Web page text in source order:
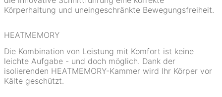
Körperhaltung und uneingeschränkte Bewegungsfreiheit.
HEATMEMORY
Die Kombination von Leistung mit Komfort ist keine
leichte Aufgabe - und doch möglich. Dank der
isolierenden HEATMEMORY-Kammer wird Ihr Körper vor
Kälte geschützt.